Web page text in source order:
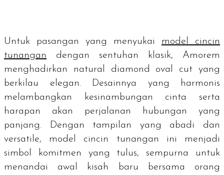
Untuk pasangan yang menyukai model cincin
tunangan dengan sentuhan klasik, Amorem
menghadirkan
natural diamond oval cut yang
berkilau elegan. Desainnya yang harmonis
melambangkan kesinambungan cinta serta
harapan akan perjalanan hubungan yang
panjang. Dengan tampilan yang abadi dan
versatile, model cincin tunangan ini menjadi
simbol komitmen yang tulus, sempurna untuk
menandai awal kisah baru bersama orang